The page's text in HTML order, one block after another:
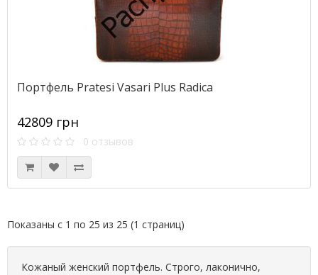
Портфель Pratesi Vasari Plus Radica
42809 грн
0 отзывов
Показаны с 1 по 25 из 25 (1 страниц)
Кожаный женский портфель. Строго, лаконично,